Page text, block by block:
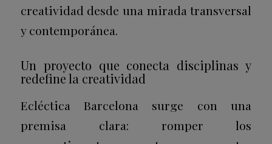
creatividad desde una mirada transversal
y contemporánea.
Un proyecto que conecta disciplinas y
redefine la creatividad
Ecléctica Barcelona surge con una
premisa clara: romper los